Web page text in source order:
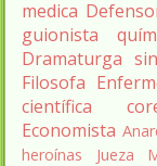
medica
guionista
Dramaturga
Filosofa
científica
Economista
heroínas
Jueza